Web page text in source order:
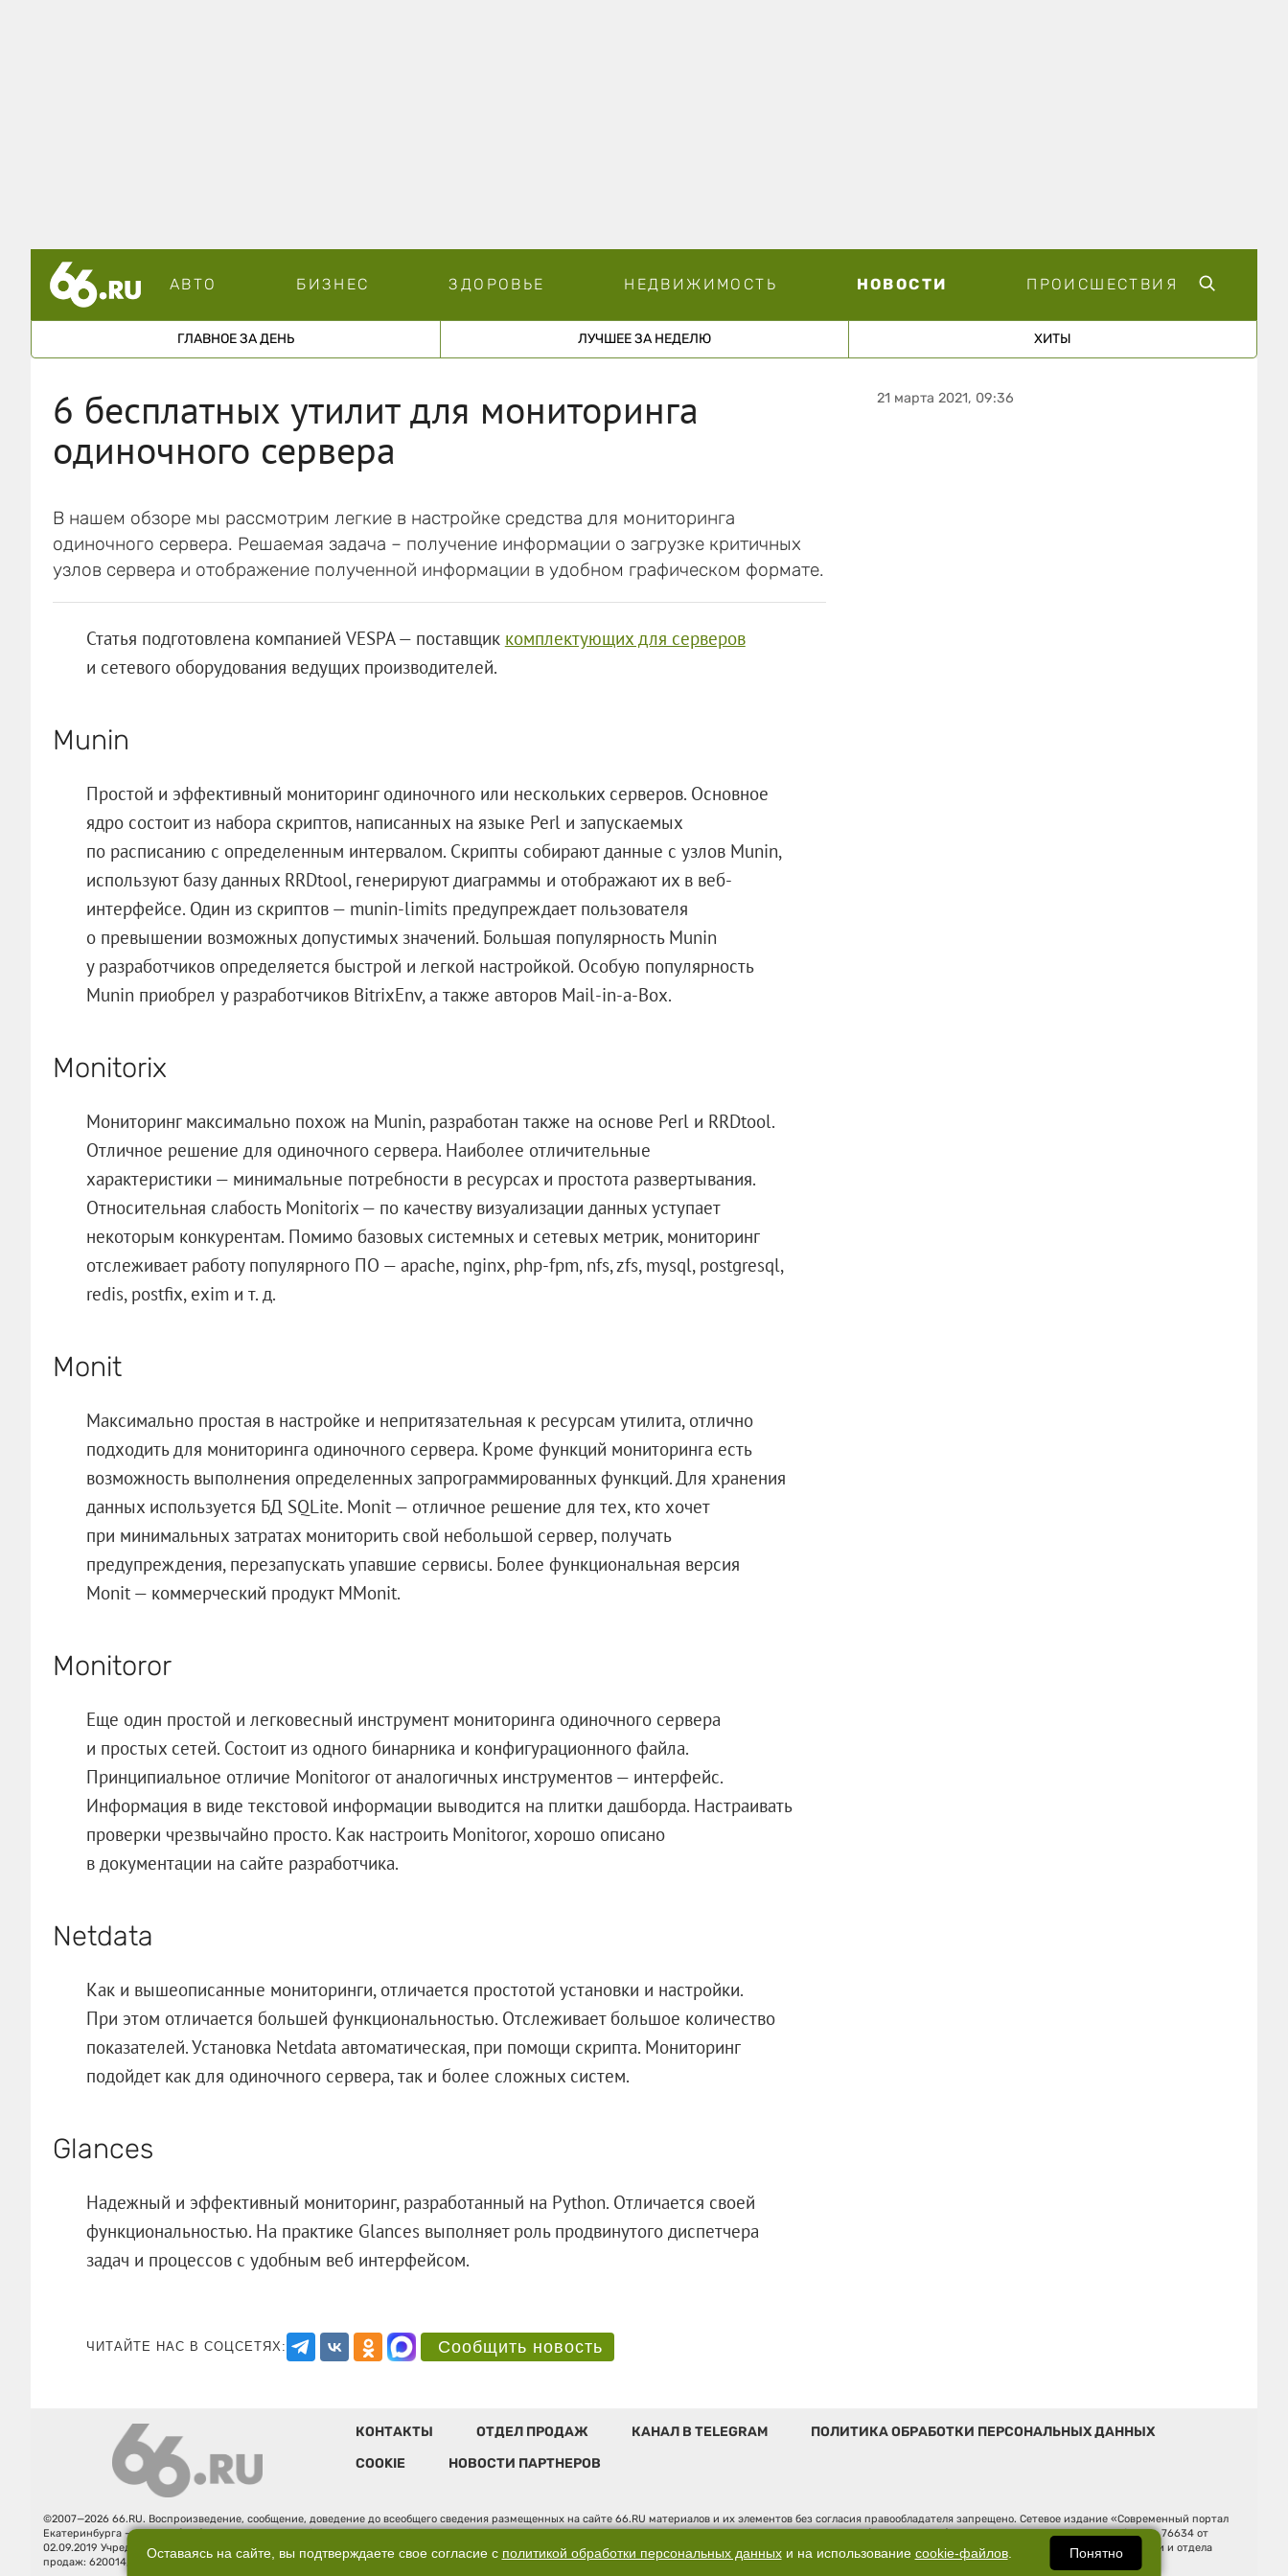
АВТО БИЗНЕС ЗДОРОВЬЕ НЕДВИЖИМОСТЬ НОВОСТИ ПРОИСШЕСТВИЯ
ГЛАВНОЕ ЗА ДЕНЬ ЛУЧШЕЕ ЗА НЕДЕЛЮ ХИТЫ
6 бесплатных утилит для мониторинга
одиночного сервера
В нашем обзоре мы рассмотрим легкие в настройке средства для мониторинга
одиночного сервера. Решаемая задача – получение информации о загрузке критичных
узлов сервера и отображение полученной информации в удобном графическом формате.
Статья подготовлена компанией VESPA — поставщик комплектующих для серверов
и сетевого оборудования ведущих производителей.
Munin
Простой и эффективный мониторинг одиночного или нескольких серверов. Основное
ядро состоит из набора скриптов, написанных на языке Perl и запускаемых
по расписанию с определенным интервалом. Скрипты собирают данные с узлов Munin,
используют базу данных RRDtool, генерируют диаграммы и отображают их в веб-
интерфейсе. Один из скриптов — munin-limits предупреждает пользователя
о превышении возможных допустимых значений. Большая популярность Munin
у разработчиков определяется быстрой и легкой настройкой. Особую популярность
Munin приобрел у разработчиков BitrixEnv, а также авторов Mail-in-a-Box.
Monitorix
Мониторинг максимально похож на Munin, разработан также на основе Perl и RRDtool.
Отличное решение для одиночного сервера. Наиболее отличительные
характеристики — минимальные потребности в ресурсах и простота развертывания.
Относительная слабость Monitorix — по качеству визуализации данных уступает
некоторым конкурентам. Помимо базовых системных и сетевых метрик, мониторинг
отслеживает работу популярного ПО — apache, nginx, php-fpm, nfs, zfs, mysql, postgresql,
redis, postfix, exim и т. д.
Monit
Максимально простая в настройке и непритязательная к ресурсам утилита, отлично
подходить для мониторинга одиночного сервера. Кроме функций мониторинга есть
возможность выполнения определенных запрограммированных функций. Для хранения
данных используется БД SQLite. Monit — отличное решение для тех, кто хочет
при минимальных затратах мониторить свой небольшой сервер, получать
предупреждения, перезапускать упавшие сервисы. Более функциональная версия
Monit — коммерческий продукт MMonit.
Monitoror
Еще один простой и легковесный инструмент мониторинга одиночного сервера
и простых сетей. Состоит из одного бинарника и конфигурационного файла.
Принципиальное отличие Monitoror от аналогичных инструментов — интерфейс.
Информация в виде текстовой информации выводится на плитки дашборда. Настраивать
проверки чрезвычайно просто. Как настроить Monitoror, хорошо описано
в документации на сайте разработчика.
Netdata
Как и вышеописанные мониторинги, отличается простотой установки и настройки.
При этом отличается большей функциональностью. Отслеживает большое количество
показателей. Установка Netdata автоматическая, при помощи скрипта. Мониторинг
подойдет как для одиночного сервера, так и более сложных систем.
Glances
Надежный и эффективный мониторинг, разработанный на Python. Отличается своей
функциональностью. На практике Glances выполняет роль продвинутого диспетчера
задач и процессов с удобным веб интерфейсом.
ЧИТАЙТЕ НАС В СОЦСЕТЯХ: Сообщить новость
21 марта 2021, 09:36
КОНТАКТЫ ОТДЕЛ ПРОДАЖ КАНАЛ В TELEGRAM
ПОЛИТИКА ОБРАБОТКИ ПЕРСОНАЛЬНЫХ ДАННЫХ
COOKIE
НОВОСТИ ПАРТНЕРОВ
©2007—2026 66.RU. Воспроизведение, сообщение, доведение до всеобщего сведения размещенных на сайте 66.RU материалов и их элементов без согласия правообладателя запрещено. Сетевое издание «Современный портал
Екатеринбурга — «66.ru» (18+) зарегистрировано Федеральной службой по надзору в сфере связи, информационных технологий и массовых коммуникаций (Роскомнадзор). Регистрационный номер ЭЛ № ФС 77 - 76634 от
02.09.2019 Учредитель: Общество с ограниченной ответственностью "66.ру". Юридический адрес: 620014, Свердловская обл., г. Екатеринбург, ул. Бориса Ельцина, строение 3, оф. 7015 Фактический адрес редакции и отдела
продаж: 620014, Свердловская обл., г. Екатеринбург, ул. Бориса Ельцина, д. 3, оф. 7015, +7 (343) 288-50-66 info@news.66.ru Главный редактор: Шлыков Дмитрий Владимирович
Оставаясь на сайте, вы подтверждаете свое согласие с политикой обработки персональных данныхи на использование cookie-файлов. Понятно